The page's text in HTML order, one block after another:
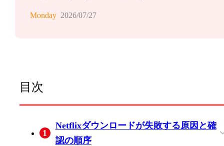
Monday 2026/07/27
目次
1
Netflixダウンロードが失敗する原因と確
認の順序